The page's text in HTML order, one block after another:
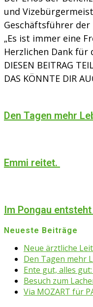
und
Geschäftsführer der
„Es ist immer eine
Herzlichen Dank
DIESEN BEITRAG
DAS KÖNNTE DIR
Den Tagen mehr
Emmi reitet.
Im Pongau
Neueste Beiträge
Neue ärztliche
Den Tagen mehr
Ente gut, alles
Besuch zum
Via MOZART für